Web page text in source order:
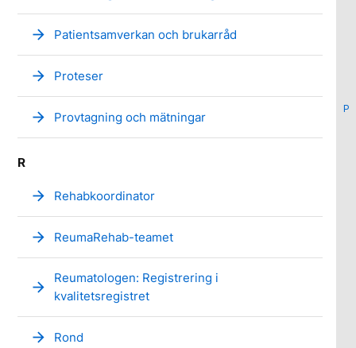
P
arrow_forward Patientsamverkan och brukarråd
arrow_forward Proteser
arrow_forward Provtagning och mätningar
R
arrow_forward Rehabkoordinator
arrow_forward ReumaRehab-teamet
arrow_forward
Reumatologen: Registrering i
kvalitetsregistret
arrow_forward Rond